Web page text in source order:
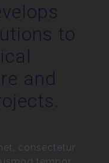
to
and
consectetur